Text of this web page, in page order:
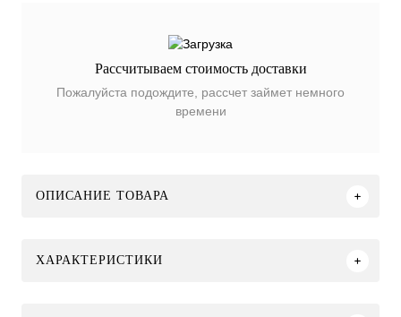
Рассчитываем стоимость доставки
Пожалуйста подождите, рассчет займет немного
времени
ОПИСАНИЕ ТОВАРА
ХАРАКТЕРИСТИКИ